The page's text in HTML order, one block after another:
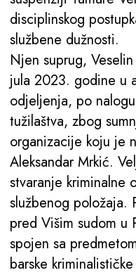
disciplinskog
službene dužnosti.
Njen suprug,
jula 2023. godine u
odjeljenja, po
tužilaštva, zbog
organizacije koju je
Aleksandar Mrkić.
stvaranje kriminalne
službenog položaja.
pred Višim sudom u
spojen sa
barske